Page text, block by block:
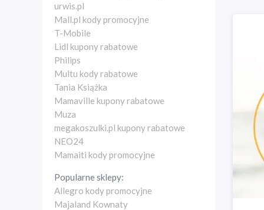
urwis.pl
Mall.pl kody promocyjne
T-Mobile
Lidl kupony rabatowe
Philips
Multu kody rabatowe
Tania Książka
Mamaville kupony rabatowe
Muza
megakoszulki.pl kupony rabatowe
NEO24
Mamaiti kody promocyjne
Popularne sklepy:
Allegro kody promocyjne
Majaland Kownaty